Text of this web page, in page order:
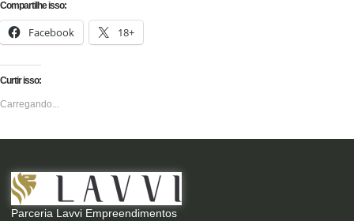
Compartilhe isso:
Facebook 18+
Curtir isso:
Carregando...
Parceria Lavvi Empreendimentos